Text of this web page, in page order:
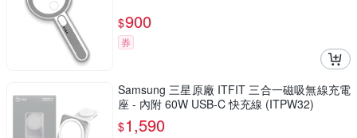
$900
券
Samsung 三星原廠 ITFIT 三合一磁吸無線充電
座 - 內附 60W USB-C 快充線 (ITPW32)
$1,590